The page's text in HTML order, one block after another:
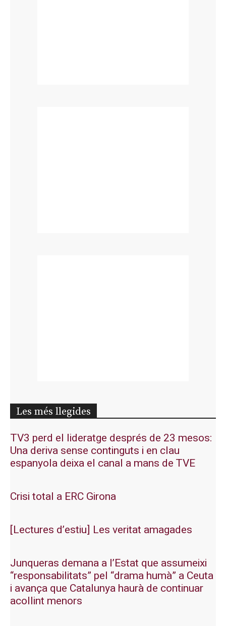
Les més llegides
TV3 perd el lideratge després de 23 mesos:
Una deriva sense continguts i en clau
espanyola deixa el canal a mans de TVE
Crisi total a ERC Girona
[Lectures d’estiu] Les veritat amagades
Junqueras demana a l’Estat que assumeixi
“responsabilitats” pel “drama humà” a Ceuta
i avança que Catalunya haurà de continuar
acollint menors